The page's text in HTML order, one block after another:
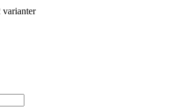
varianter